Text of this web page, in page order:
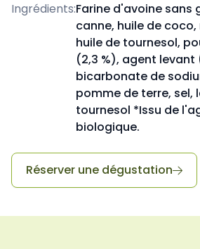
Ingrédients:Farine d'avoine sans
canne, huile de
huile de tournesol,
(2,3 %), agent
bicarbonate de
pomme de terre, sel,
tournesol *Issu de
biologique.
Réserver une dégustation